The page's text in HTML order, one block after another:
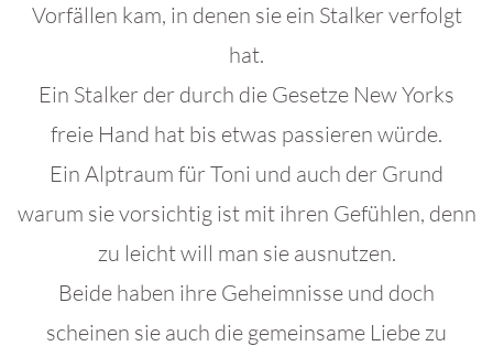
Vorfällen kam, in denen sie ein Stalker verfolgt
hat.
Ein Stalker der durch die Gesetze New Yorks
freie Hand hat bis etwas passieren würde.
Ein Alptraum für Toni und auch der Grund
warum sie vorsichtig ist mit ihren Gefühlen, denn
zu leicht will man sie ausnutzen.
Beide haben ihre Geheimnisse und doch
scheinen sie auch die gemeinsame Liebe zu